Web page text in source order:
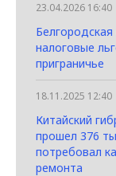
23.04.2026 16:40
налоговые
приграничье
18.11.2025 12:40
Китайский
прошел 376
потребовал
ремонта